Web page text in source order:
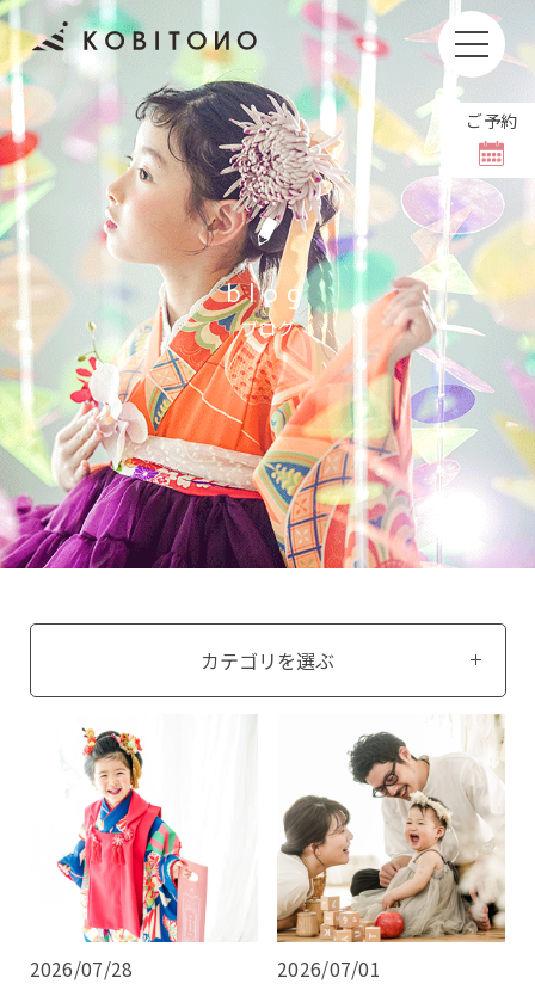
ご予約
お子さまの撮影もしくはお着付けやヘアセットをキャン
セルされる場合、キャンセル料をいただいております。
撮影日の1週間前〜前日
11,000円(税込)
当日
36,000円(税込)
撮影日のご変更は【8日前まで】無料でホームペ
ージより可能です。
当日の体調不良などで変更される場合には、お手
数ですがお電話にてご連絡をお願いいたします。
＼ お問い合わせは公式LINEから ／
こちらから予約ができます
桜坂店 原店2F
原店3F ロケ
土日祝日は追加料金【＋5,500円(税込)】
10.11.12月は七五三撮影のお客様のみ
シーズン料金【＋5,500円(税込)】を頂戴いたしま
す。
blog
ブログ
カテゴリを選ぶ
2026/07/28
2026/07/01